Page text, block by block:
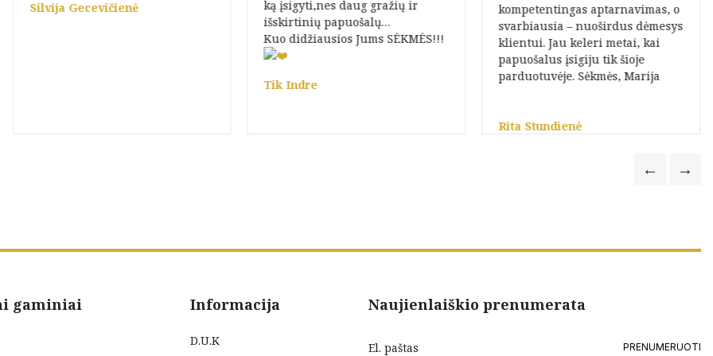
Silvija Gecevičienė
ką įsigyti,nes daug gražių ir
išskirtinių papuošalų…
Kuo didžiausios Jums SĖKMĖS!!!
Tik Indre
kompetentingas aptarnavimas, o
svarbiausia – nuoširdus dėmesys
klientui. Jau keleri metai, kai
papuošalus įsigiju tik šioje
parduotuvėje. Sėkmės, Marija
Rita Stundienė
gaminiai Informacija
D.U.K
Naujienlaiškio prenumerata
PRENUMERUOTI